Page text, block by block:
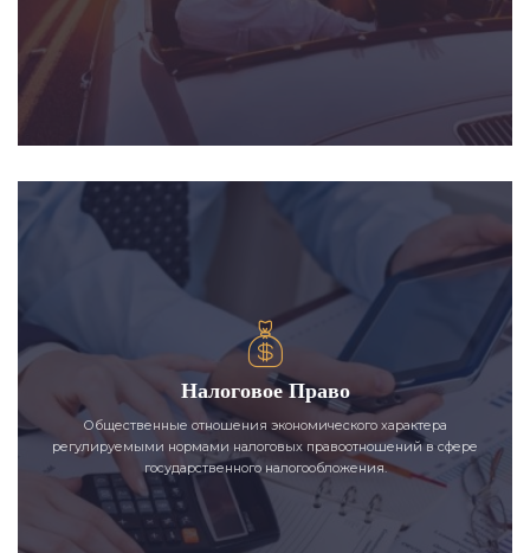
Налоговое Право
Общественные отношения экономического характера
регулируемыми нормами налоговых правоотношений в сфере
государственного налогообложения.